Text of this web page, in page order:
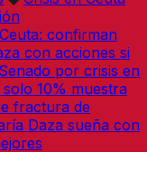
confirman
con acciones si
por crisis en
10% muestra
fractura de
Daza sueña con